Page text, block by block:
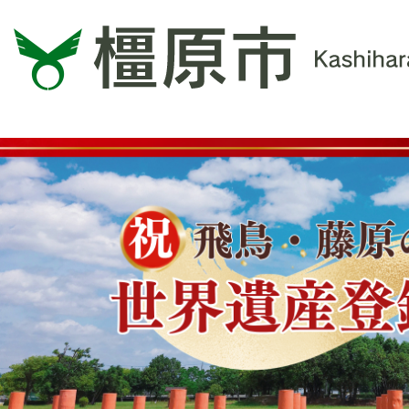
2
枚
目
の
ス
イ